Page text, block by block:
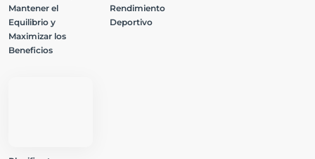
Mantener el
Equilibrio y
Maximizar los
Beneficios
Rendimiento
Deportivo